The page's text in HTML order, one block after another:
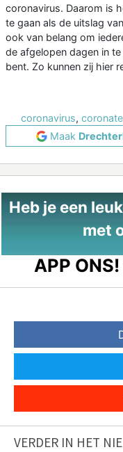
coronavirus. Daarom is
te gaan als de uitslag
ook van belang om
de afgelopen dagen in
bent. Zo kunnen zij hier
coronavirus,
Maak
Heb je een
met
APP ONS!
VERDER IN HET